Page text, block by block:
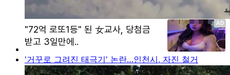
'거꾸로 그려진 태극기' 논란…인천시, 자진 철거